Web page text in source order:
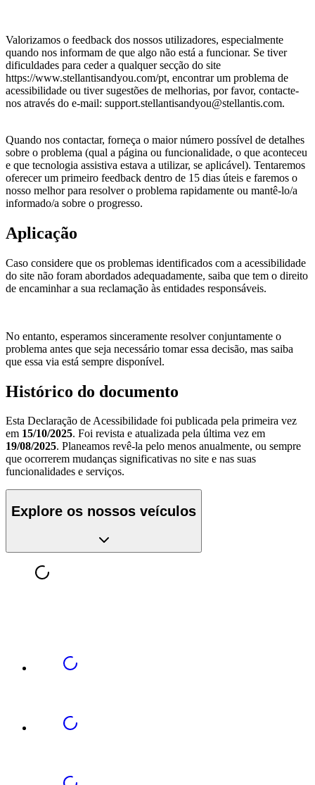
Valorizamos o feedback dos nossos utilizadores, especialmente
quando nos informam de que algo não está a funcionar. Se tiver
dificuldades para ceder a qualquer secção do site
https://www.stellantisandyou.com/pt, encontrar um problema de
acessibilidade ou tiver sugestões de melhorias, por favor, contacte-
nos através do e-mail: support.stellantisandyou@stellantis.com.
Quando nos contactar, forneça o maior número possível de detalhes
sobre o problema (qual a página ou funcionalidade, o que aconteceu
e que tecnologia assistiva estava a utilizar, se aplicável). Tentaremos
oferecer um primeiro feedback dentro de 15 dias úteis e faremos o
nosso melhor para resolver o problema rapidamente ou mantê-lo/a
informado/a sobre o progresso.
Aplicação
Caso considere que os problemas identificados com a acessibilidade
do site não foram abordados adequadamente, saiba que tem o direito
de encaminhar a sua reclamação às entidades responsáveis.
No entanto, esperamos sinceramente resolver conjuntamente o
problema antes que seja necessário tomar essa decisão, mas saiba
que essa via está sempre disponível.
Histórico do documento
Esta Declaração de Acessibilidade foi publicada pela primeira vez
em 15/10/2025. Foi revista e atualizada pela última vez em
19/08/2025. Planeamos revê-la pelo menos anualmente, ou sempre
que ocorrerem mudanças significativas no site e nas suas
funcionalidades e serviços.
Explore os nossos veículos